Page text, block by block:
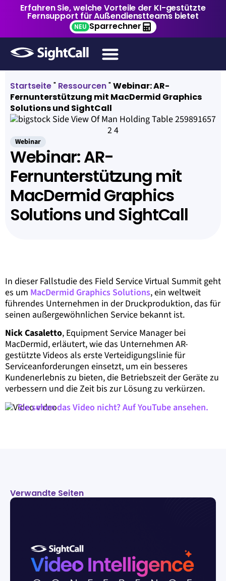
Erfahren Sie, welche Vorteile der KI-gestützte
Fernsupport für Außendienstteams bietet
NEU Sparrechner
Startseite" Ressourcen"Webinar: AR-
Fernunterstützung mit MacDermid Graphics
Solutions und SightCall
Webinar
Webinar: AR-
Fernunterstützung mit
MacDermid Graphics
Solutions und SightCall
In dieser Fallstudie des Field Service Virtual Summit geht
es um MacDermid Graphics Solutions, ein weltweit
führendes Unternehmen in der Druckproduktion, das für
seinen außergewöhnlichen Service bekannt ist.
Nick Casaletto, Equipment Service Manager bei
MacDermid, erläutert, wie das Unternehmen AR-
gestützte Videos als erste Verteidigungslinie für
Serviceanforderungen einsetzt, um ein besseres
Kundenerlebnis zu bieten, die Betriebszeit der Geräte zu
verbessern und die Zeit bis zur Lösung zu verkürzen.
Sie sehen das Video nicht? Auf YouTube ansehen.
Verwandte Seiten